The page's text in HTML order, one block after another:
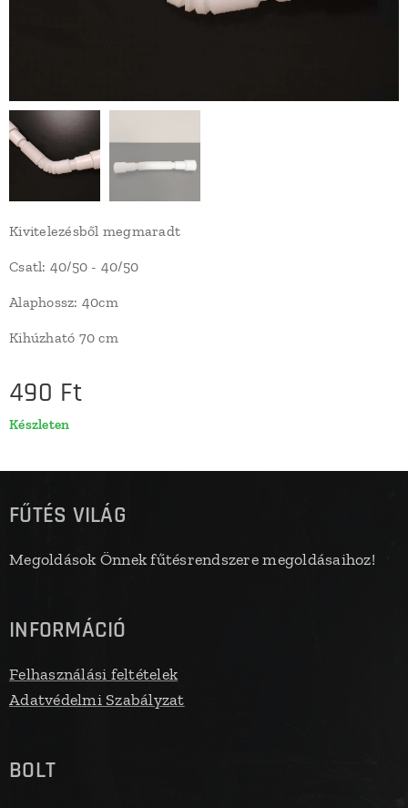
Kivitelezésből megmaradt
Csatl: 40/50 - 40/50
Alaphossz: 40cm
Kihúzható 70 cm
490 Ft
Készleten
FŰTÉS VILÁG
Megoldások Önnek fűtésrendszere megoldásaihoz!
INFORMÁCIÓ
Felhasználási feltételek
Adatvédelmi Szabályzat
BOLT